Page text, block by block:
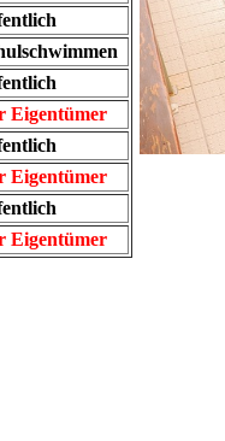
Eigentümer
Eigentümer
Eigentümer